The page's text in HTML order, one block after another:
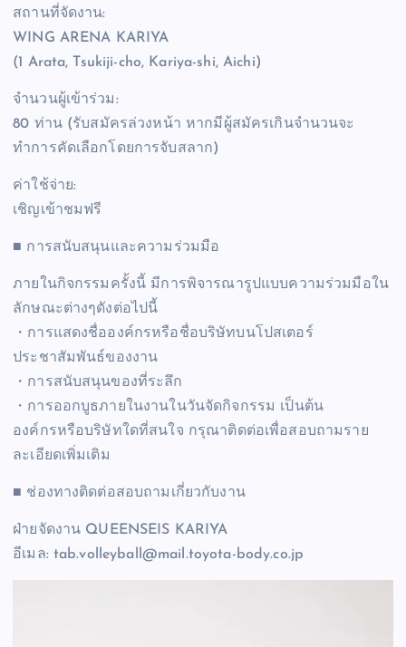
สถานที่จัดงาน:
WING ARENA KARIYA
(1 Arata, Tsukiji-cho, Kariya-shi, Aichi)
จำนวนผู้เข้าร่วม:
80 ท่าน (รับสมัครล่วงหน้า หากมีผู้สมัครเกินจำนวนจะ
ทำการคัดเลือกโดยการจับสลาก)
ค่าใช้จ่าย:
เชิญเข้าชมฟรี
■ การสนับสนุนและความร่วมมือ
ภายในกิจกรรมครั้งนี้ มีการพิจารณารูปแบบความร่วมมือใน
ลักษณะต่างๆดังต่อไปนี้
・การแสดงชื่อองค์กรหรือชื่อบริษัทบนโปสเตอร์
ประชาสัมพันธ์ของงาน
・การสนับสนุนของที่ระลึก
・การออกบูธภายในงานในวันจัดกิจกรรม เป็นต้น
องค์กรหรือบริษัทใดที่สนใจ กรุณาติดต่อเพื่อสอบถามราย
ละเอียดเพิ่มเติม
■ ช่องทางติดต่อสอบถามเกี่ยวกับงาน
ฝ่ายจัดงาน QUEENSEIS KARIYA
อีเมล: tab.volleyball@mail.toyota-body.co.jp